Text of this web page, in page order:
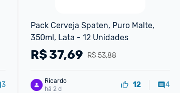
3
Pack Cerveja Spaten, Puro Malte,
350ml, Lata - 12 Unidades
R$ 53,88
R$37,69
Ricardo
há 2 d
12 4